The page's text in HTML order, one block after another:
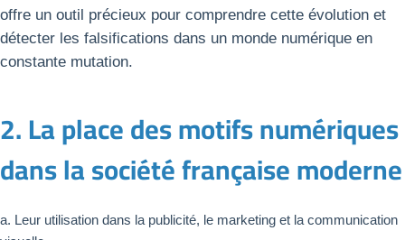
offre un outil précieux pour comprendre cette évolution et
détecter les falsifications dans un monde numérique en
constante mutation.
2. La place des motifs numériques
dans la société française moderne
a. Leur utilisation dans la publicité, le marketing et la communication